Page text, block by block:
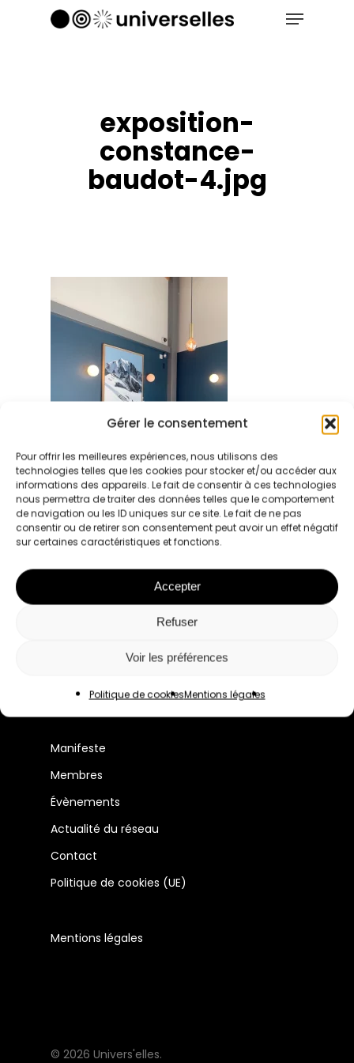
Gérer le consentement
Pour offrir les meilleures expériences, nous utilisons des
technologies telles que les cookies pour stocker et/ou accéder aux
informations des appareils. Le fait de consentir à ces technologies
nous permettra de traiter des données telles que le comportement
de navigation ou les ID uniques sur ce site. Le fait de ne pas
consentir ou de retirer son consentement peut avoir un effet négatif
sur certaines caractéristiques et fonctions.
Accepter
Refuser
Voir les préférences
Politique de cookiesMentions légales
Menu
exposition-
constance-
baudot-4.jpg
professionnelles à Lyon et en France.
Manifeste
Membres
Évènements
Actualité du réseau
Contact
Politique de cookies (UE)
Mentions légales
© 2026 Univers'elles.